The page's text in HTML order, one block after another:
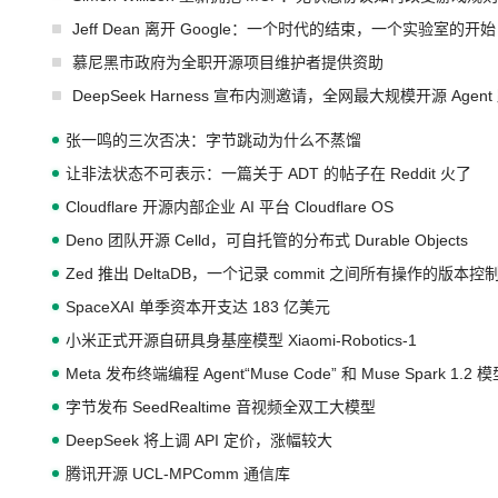
Jeff Dean 离开 Google：一个时代的结束，一个实验室的开始
慕尼黑市政府为全职开源项目维护者提供资助
DeepSeek Harness 宣布内测邀请，全网最大规模开源 Agent
张一鸣的三次否决：字节跳动为什么不蒸馏
让非法状态不可表示：一篇关于 ADT 的帖子在 Reddit 火了
Cloudflare 开源内部企业 AI 平台 Cloudflare OS
Deno 团队开源 Celld，可自托管的分布式 Durable Objects
Zed 推出 DeltaDB，一个记录 commit 之间所有操作的版本控
SpaceXAI 单季资本开支达 183 亿美元
小米正式开源自研具身基座模型 Xiaomi-Robotics-1
Meta 发布终端编程 Agent“Muse Code” 和 Muse Spark 1.2 模
字节发布 SeedRealtime 音视频全双工大模型
DeepSeek 将上调 API 定价，涨幅较大
腾讯开源 UCL-MPComm 通信库